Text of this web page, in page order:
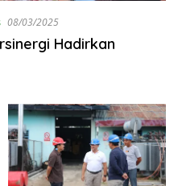
08/03/2025
Hadirkan